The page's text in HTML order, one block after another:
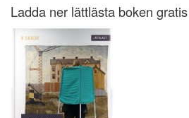
Ladda ner lättlästa boken gratis